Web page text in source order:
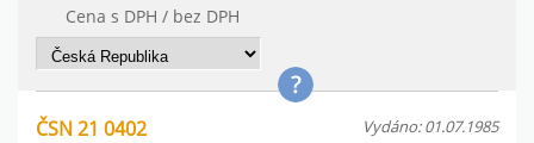
Cena s DPH / bez DPH
ČSN 21 0402 Vydáno: 01.07.1985